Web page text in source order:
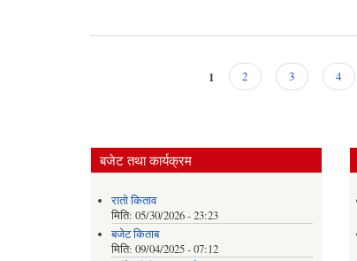
1 2 3 4
बजेट तथा कार्यक्रम
रातो किताव
मिति: 05/30/2026 - 23:23
बजेट किताब
मिति: 09/04/2025 - 07:12